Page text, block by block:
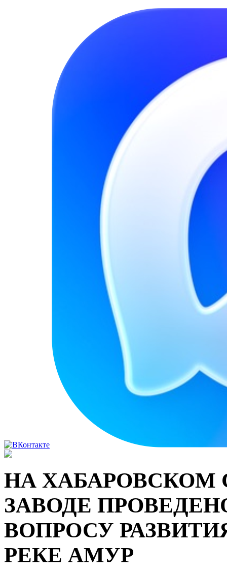
НА ХАБАРОВСКОМ
ЗАВОДЕ
ВОПРОСУ
РЕКЕ АМУР